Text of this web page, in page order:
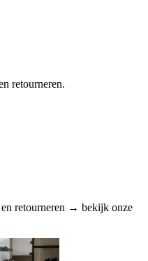
retourneren.
retourneren → bekijk onze